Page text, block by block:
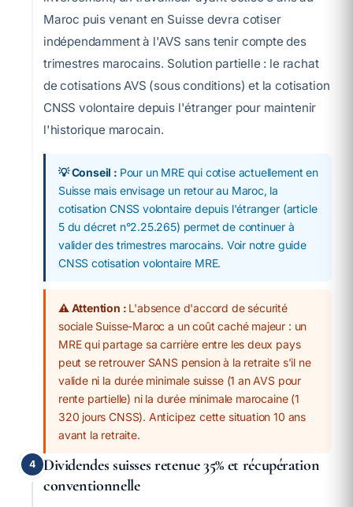
Maroc puis venant en Suisse devra cotiser
indépendamment à l'AVS sans tenir compte des
trimestres marocains. Solution partielle : le rachat
de cotisations AVS (sous conditions) et la cotisation
CNSS volontaire depuis l'étranger pour maintenir
l'historique marocain.
💡 Conseil : Pour un MRE qui cotise actuellement en
Suisse mais envisage un retour au Maroc, la
cotisation CNSS volontaire depuis l'étranger (article
5 du décret n°2.25.265) permet de continuer à
valider des trimestres marocains. Voir notre guide
CNSS cotisation volontaire MRE.
⚠️ Attention : L'absence d'accord de sécurité
sociale Suisse-Maroc a un coût caché majeur : un
MRE qui partage sa carrière entre les deux pays
peut se retrouver SANS pension à la retraite s'il ne
valide ni la durée minimale suisse (1 an AVS pour
rente partielle) ni la durée minimale marocaine (1
320 jours CNSS). Anticipez cette situation 10 ans
avant la retraite.
4
Dividendes suisses retenue 35% et récupération
conventionnelle